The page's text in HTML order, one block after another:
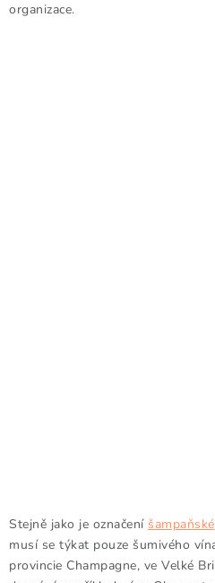
organizace.
Stejně jako je označení šampaňské
musí se týkat pouze šumivého
provincie Champagne, ve Velké